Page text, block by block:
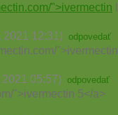
">ivermectin
2021 12:31) odpovedať
2021 05:57) odpovedať
">ivermectin 5</a>